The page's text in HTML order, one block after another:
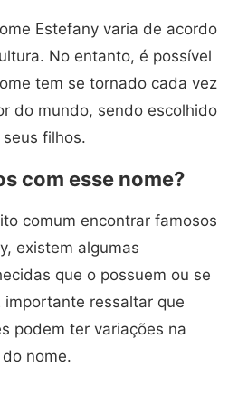
Estefany varia de acordo
No entanto, é possível
tem se tornado cada vez
do mundo, sendo escolhido
filhos.
com esse nome?
comum encontrar famosos
existem algumas
que o possuem ou se
importante ressaltar que
podem ter variações na
nome.